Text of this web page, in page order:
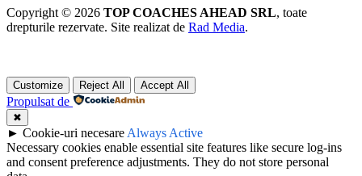
Copyright © 2026 TOP COACHES AHEAD SRL, toate
drepturile rezervate. Site realizat de Rad Media.
Customize Reject All Accept All
Propulsat de
✖
► Cookie-uri necesare Always Active
Necessary cookies enable essential site features like secure log-ins
and consent preference adjustments. They do not store personal